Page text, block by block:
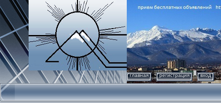
главная регистрация вход